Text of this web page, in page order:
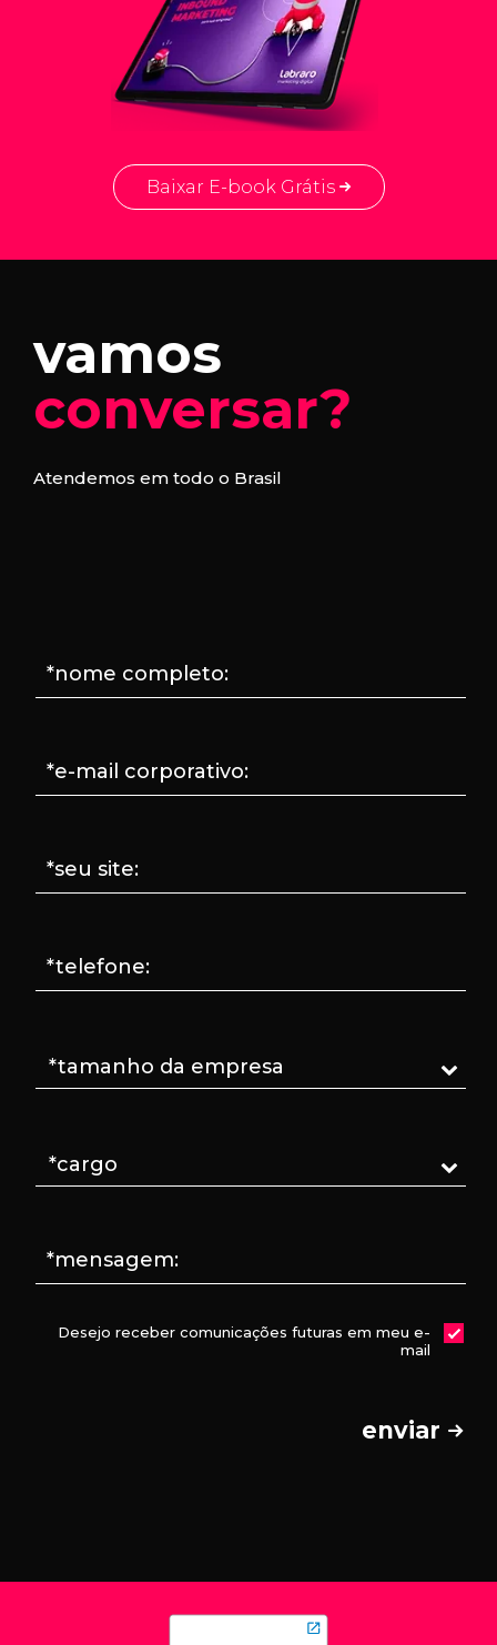
Baixar E-book Grátis
vamos
conversar?
Atendemos em todo o Brasil
*nome completo:
*e-mail corporativo:
*seu site:
*telefone:
*mensagem:
Desejo receber comunicações futuras em meu e-
mail
enviar